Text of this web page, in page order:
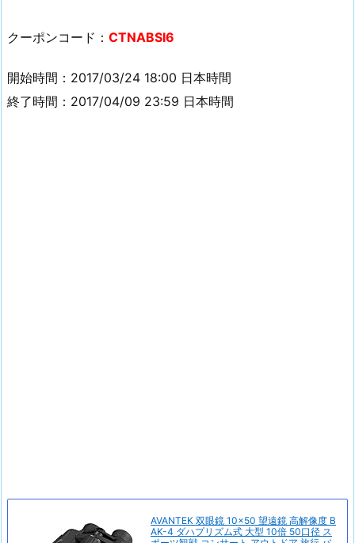
クーポンコード： CTNABSI6
開始時間：2017/03/24 18:00 日本時間
終了時間：2017/04/09 23:59 日本時間
AVANTEK 双眼鏡 10×50 望遠鏡 高解像度 B
AK-4 ダハプリズム式 大型 10倍 50口径 ス